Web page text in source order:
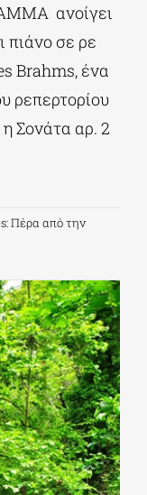
ανοίγει
πιάνο σε ρε
Brahms, ένα
ρεπερτορίου
η Σονάτα αρ. 2
Πέρα από την